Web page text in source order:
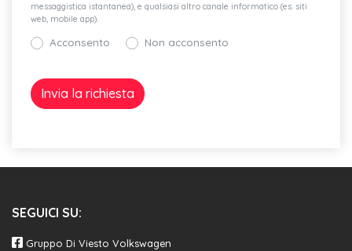
messaggistica istantanea), e qualsiasi altro canale informatico (es. siti
web, mobile app).
Acconsento Non acconsento
SEGUICI SU:
Gruppo Di Viesto Volkswagen